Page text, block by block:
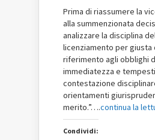
Prima di riassumere la
alla summenzionata
analizzare la disciplina
licenziamento per giusta
riferimento agli obblighi
immediatezza e
contestazione
orientamenti
merito.”….continua la
Condividi: